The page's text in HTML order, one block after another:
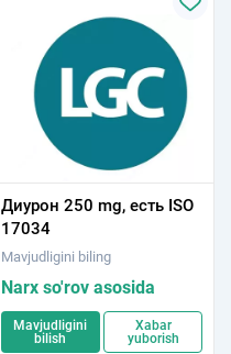
Диурон 250 mg, есть ISO
17034
Mavjudligini biling
Narx so'rov asosida
Mavjudligini
bilish
Xabar
yuborish